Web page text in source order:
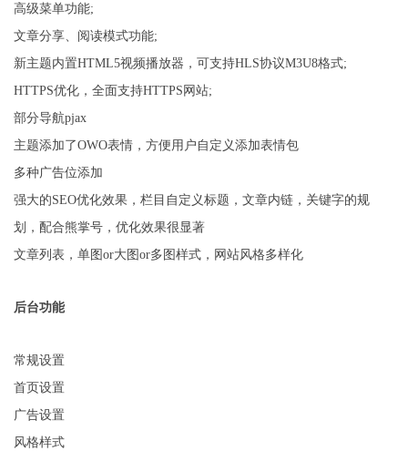
高级菜单功能;
文章分享、阅读模式功能;
新主题内置HTML5视频播放器，可支持HLS协议M3U8格式;
HTTPS优化，全面支持HTTPS网站;
部分导航pjax
主题添加了OWO表情，方便用户自定义添加表情包
多种广告位添加
强大的SEO优化效果，栏目自定义标题，文章内链，关键字的规
划，配合熊掌号，优化效果很显著
文章列表，单图or大图or多图样式，网站风格多样化
后台功能
常规设置
首页设置
广告设置
风格样式